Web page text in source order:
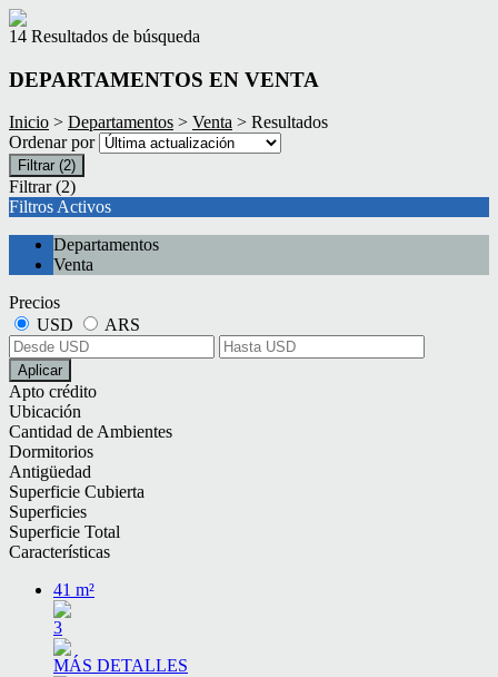
14 Resultados de búsqueda
DEPARTAMENTOS EN VENTA
Inicio > Departamentos > Venta > Resultados
Ordenar por
Filtrar (2)
Filtrar (2)
Filtros Activos
Departamentos
Venta
Precios
USD
ARS
Aplicar
Apto crédito
Ubicación
Cantidad de Ambientes
Dormitorios
Antigüedad
Superficie Cubierta
Superficies
Superficie Total
Características
41 m²
3
MÁS DETALLES